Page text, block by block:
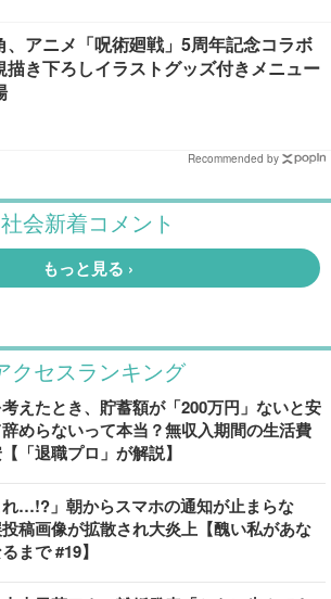
、アニメ「呪術廻戦」5周年記念コラボ
描き下ろしイラストグッズ付きメニュー
Recommended by
クセスランキング
えたとき、貯蓄額が「200万円」ないと安
めらないって本当？無収入期間の生活費
「退職プロ」が解説】
れ…!?」朝からスマホの通知が止まらな
稿画像が拡散され大炎上【醜い私があな
まで #19】